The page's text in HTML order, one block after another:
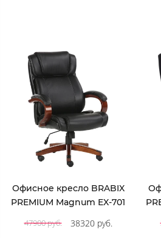
Офисное кресло BRABIX
PREMIUM Magnum EX-701
47900 руб.
38320 руб.